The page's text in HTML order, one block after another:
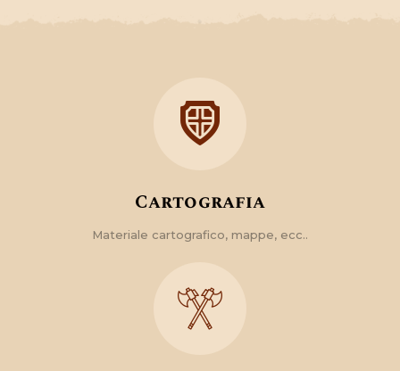
Cartografia
Materiale cartografico, mappe, ecc..